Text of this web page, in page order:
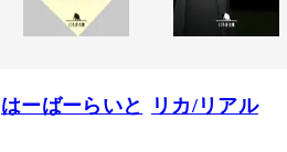
はーばーらいと リカ/リアル